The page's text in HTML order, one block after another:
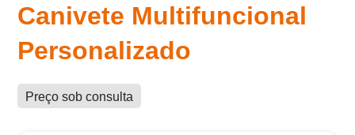
Canivete Multifuncional
Personalizado
Preço sob consulta